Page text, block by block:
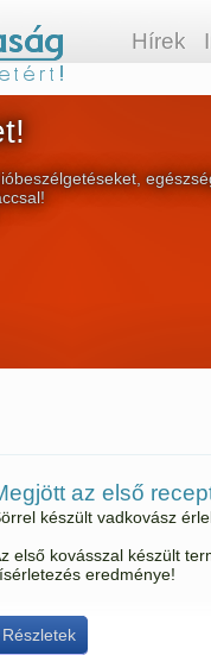
Hírek
az első
készült vadkovász
első kovásszal készült
eredménye!
Részletek